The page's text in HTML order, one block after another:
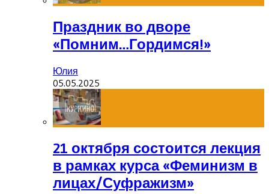
Праздник во дворе
«Помним…Гордимся!»
Юлия
05.05.2025
21 октября состоится лекция
в рамках курса «Феминизм в
лицах/Суфражизм»